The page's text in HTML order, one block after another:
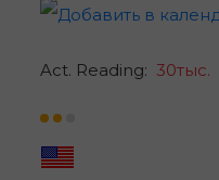
Act. Reading: 30тыс.